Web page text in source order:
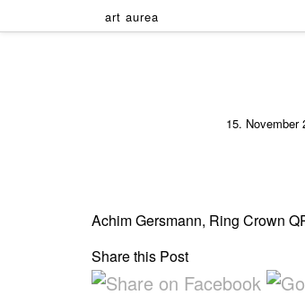
art aurea
15. November
Achim Gersmann, Ring Crown
Share this Post